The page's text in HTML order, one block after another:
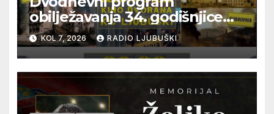
obilježavanja 34. godišnjice
pogibije generala Blaža
Kraljevića i osmorice
pripadnika HOS-a
KOL 7, 2026 RADIO LJUBUŠKI